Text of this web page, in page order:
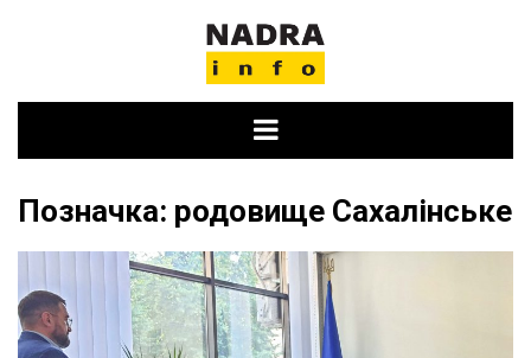
Позначка: родовище Сахалінське